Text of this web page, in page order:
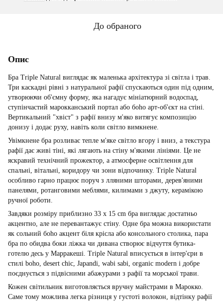
До обраного
Опис
Бра Triple Natural виглядає як маленька архітектура зі світла і трав.
Три каскадні рівні з натуральної рафії спускаються один під одним,
утворюючи об'ємну форму, яка нагадує мініатюрний водоспад,
ступінчастий марокканський портал або боho арт-об'єкт на стіні.
Вертикальний "хвіст" з рафії внизу м'яко витягує композицію
донизу і додає руху, навіть коли світло вимкнене.
Увімкнене бра розливає тепле м'яке світло вгору і вниз, а текстура
рафії дає живі тіні, які лягають на стіну м'якими лініями. Це не
яскравий технічний прожектор, а атмосферне освітлення для
спальні, вітальні, коридору чи зони відпочинку. Triple Natural
особливо гарно працює поруч з лляними шторами, дерев'яними
панелями, ротанговими меблями, килимами з джуту, керамікою
ручної роботи.
Завдяки розміру приблизно 33 x 15 cm бра виглядає достатньо
акцентно, але не перевантажує стіну. Одне бра можна використати
як сольний боho акцент біля крісла або консольного столика, пара
бра по обидва боки ліжка чи дивана створює відчуття бутика-
готелю десь у Марракеші. Triple Natural вписується в інтер'єри в
стилі boho, desert chic, Japandi, wabi sabi, organic modern і добре
поєднується з підвісними абажурами з рафії та морської трави.
Кожен світильник виготовляється вручну майстрами в Марокко.
Саме тому можлива легка різниця у густоті волокон, відтінку рафії